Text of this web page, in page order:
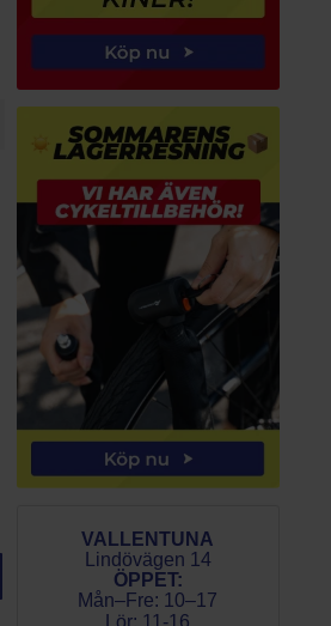
VALLENTUNA
Lindövägen 14
ÖPPET:
Mån–Fre: 10–17
Lör: 11-16